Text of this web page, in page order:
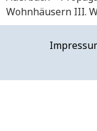
Wohnhäusern III.